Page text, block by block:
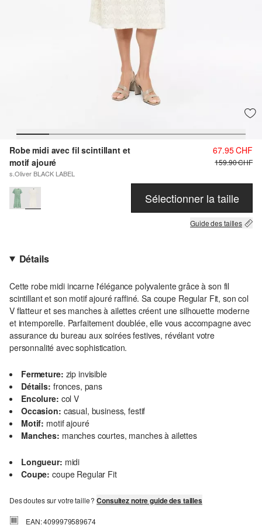
Robe midi avec fil scintillant et
motif ajouré
s.Oliver BLACK LABEL
67.95 CHF
159.90 CHF
Sélectionner la taille
Guide des tailles
Détails
Cette robe midi incarne l'élégance polyvalente grâce à son fil
scintillant et son motif ajouré raffiné. Sa coupe Regular Fit, son col
V flatteur et ses manches à ailettes créent une silhouette moderne
et intemporelle. Parfaitement doublée, elle vous accompagne avec
assurance du bureau aux soirées festives, révélant votre
personnalité avec sophistication.
Fermeture: zip invisible
Détails: fronces, pans
Encolure: col V
Occasion: casual, business, festif
Motif: motif ajouré
Manches: manches courtes, manches à ailettes
Longueur: midi
Coupe: coupe Regular Fit
Des doutes sur votre taille ?Consultez notre guide des tailles
EAN: 4099979589674